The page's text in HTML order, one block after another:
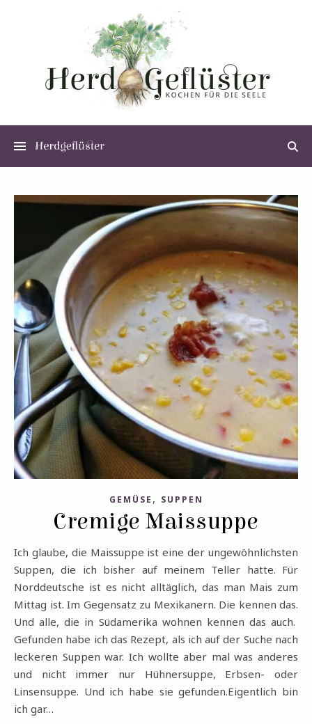
GEMÜSE , SUPPEN
Cremige Maissuppe
Ich glaube, die Maissuppe ist eine der ungewöhnlichsten
Suppen, die ich bisher auf meinem Teller hatte. Für
Norddeutsche ist es nicht alltäglich, das man Mais zum
Mittag ist. Im Gegensatz zu Mexikanern. Die kennen das.
Und alle, die in Südamerika wohnen kennen das auch.
Gefunden habe ich das Rezept, als ich auf der Suche nach
leckeren Suppen war. Ich wollte aber mal was anderes
und nicht immer nur Hühnersuppe, Erbsen- oder
Linsensuppe. Und ich habe sie gefunden.Eigentlich bin
ich gar…